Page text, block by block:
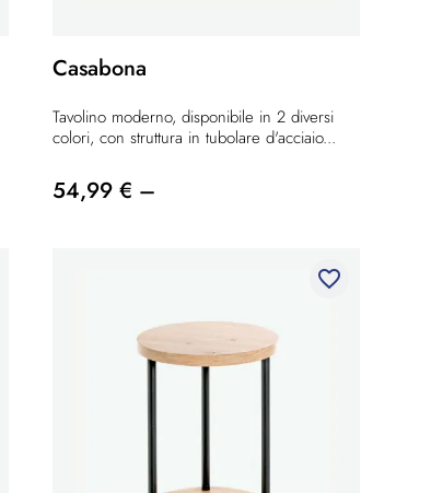
Casabona
Tavolino moderno, disponibile in 2 diversi
colori, con struttura in tubolare d'acciaio...
54,99 € –
favorite_border